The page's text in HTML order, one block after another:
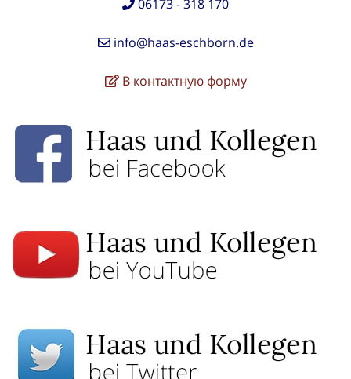
06173 - 318 170
info@haas-eschborn.de
В контактную форму